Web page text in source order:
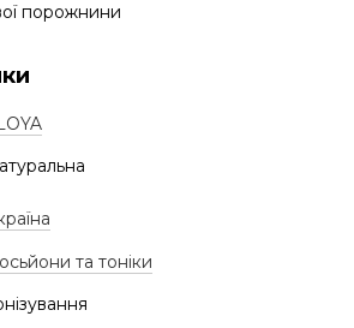
порожнини
та тоніки